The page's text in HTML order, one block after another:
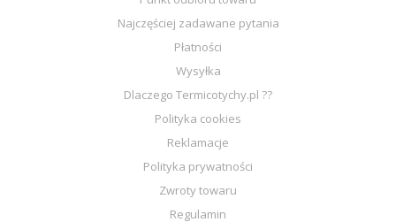
Najczęściej zadawane pytania
Płatności
Wysyłka
Dlaczego Termicotychy.pl ??
Polityka cookies
Reklamacje
Polityka prywatności
Zwroty towaru
Regulamin